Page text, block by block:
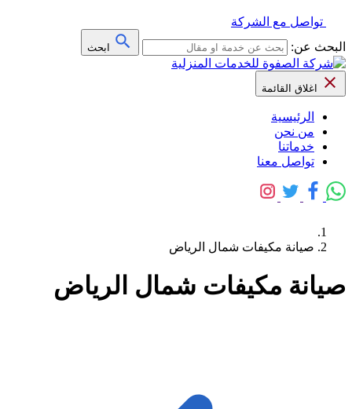
تواصل مع الشركة
البحث عن:
ابحث
اغلاق القائمة
الرئيسية
من نحن
خدماتنا
تواصل معنا
صيانة مكيفات شمال الرياض
صيانة مكيفات شمال الرياض